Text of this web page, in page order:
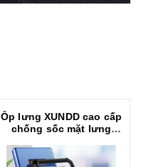
Ốp lưng XUNDD cao cấp
chống sốc mặt lưng
SamSung Galaxy Note 9